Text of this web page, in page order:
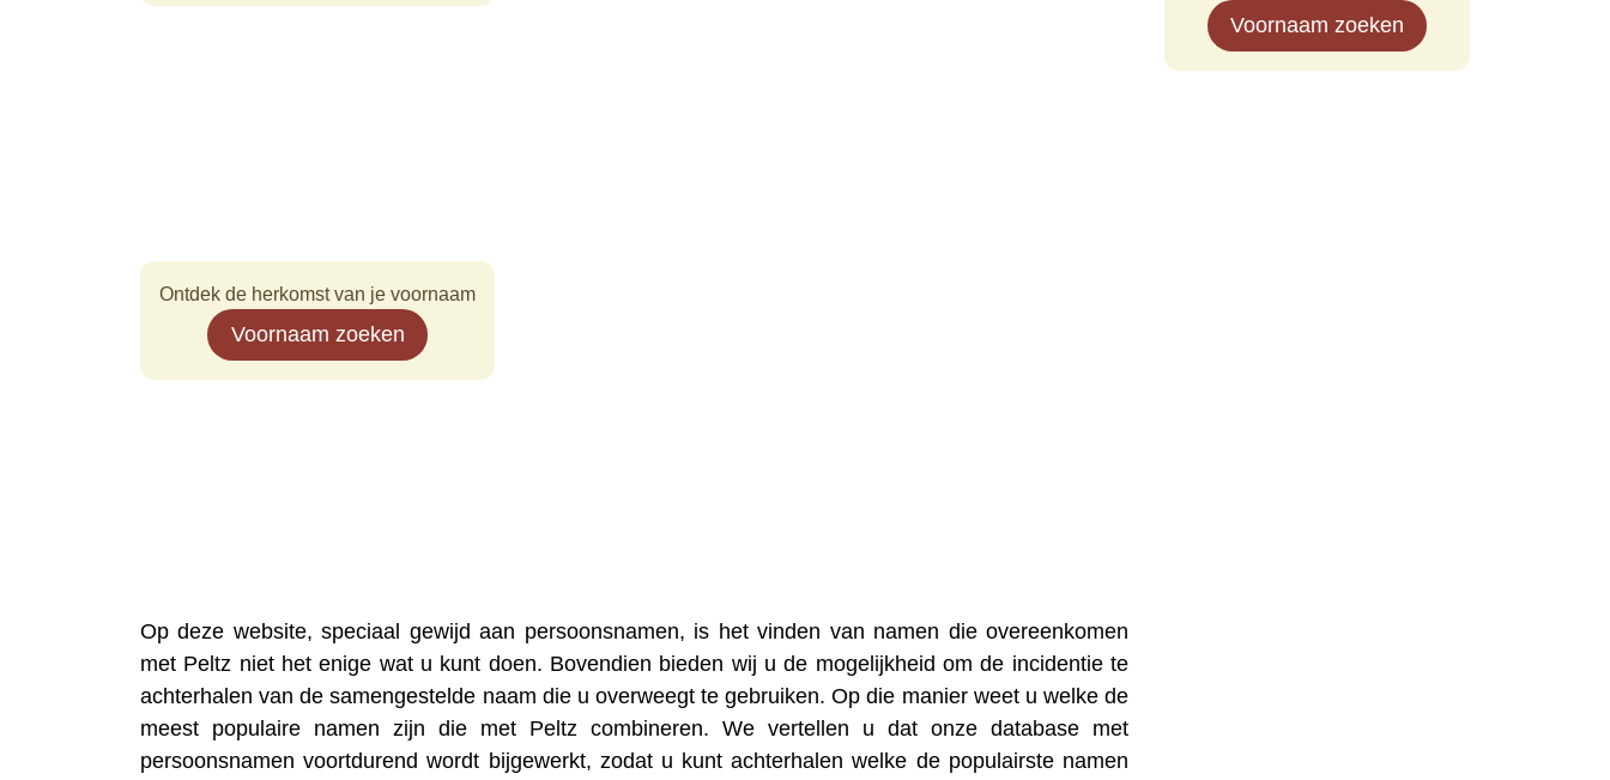
Ontdek de herkomst van je voornaam
Voornaam zoeken
Op deze website, speciaal gewijd aan persoonsnamen, is het vinden van namen die overeenkomen
met Peltz niet het enige wat u kunt doen. Bovendien bieden wij u de mogelijkheid om de incidentie te
achterhalen van de samengestelde naam die u overweegt te gebruiken. Op die manier weet u welke de
meest populaire namen zijn die met Peltz combineren. We vertellen u dat onze database met
persoonsnamen voortdurend wordt bijgewerkt, zodat u kunt achterhalen welke de populairste namen
Voornaam zoeken